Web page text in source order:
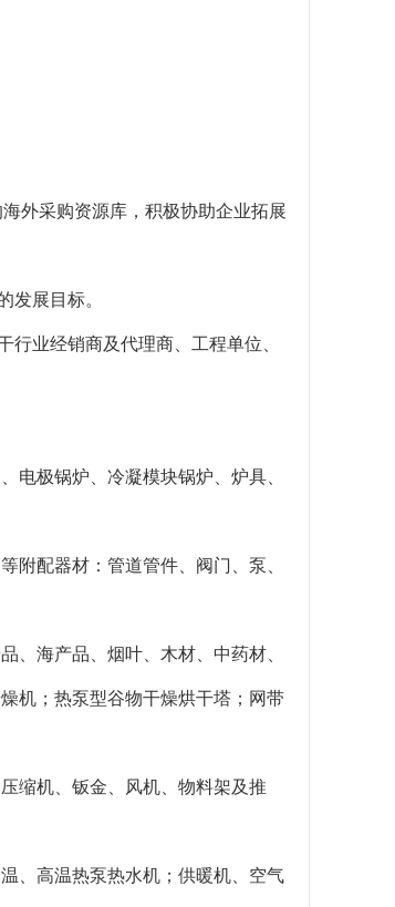
外采购资源库，积极协助企业拓展
发展目标。
业经销商及代理商、工程单位、
电极锅炉、冷凝模块锅炉、炉具、
附配器材：管道管件、阀门、泵、
、海产品、烟叶、木材、中药材、
机；热泵型谷物干燥烘干塔；网带
缩机、钣金、风机、物料架及推
、高温热泵热水机；供暖机、空气